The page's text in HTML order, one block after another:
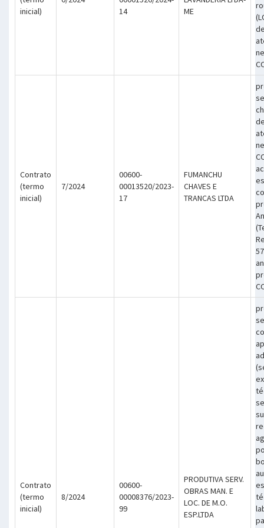
inicial)
14
ME
Contrato
(termo
inicial)
7/2024
00600-
00013520/2023-
17
FUMANCHU
CHAVES E
TRANCAS LTDA
Contrato
(termo
inicial)
8/2024
00600-
00008376/2023-
99
PRODUTIVA SERV.
OBRAS MAN. E
LOC. DE M.O.
ESP.LTDA